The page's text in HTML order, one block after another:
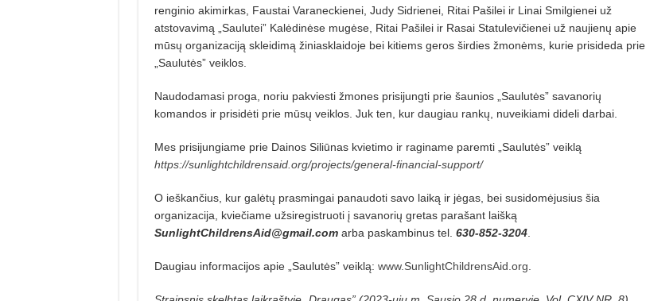
renginio aki­mir­kas, Faustai Varaneckienei, Judy Sidrienei, Ritai Pašilei ir Linai Smil­gienei už
atstovavimą „Saulutei” Ka­lėdinėse mugėse, Ritai Pašilei ir Ra­sai Statulevičienei už naujienų apie
mūsų organizaciją skleidimą žiniasklaidoje bei kitiems geros širdies žmonėms, kurie prisideda prie
„Sau­lu­tės” veiklos.
Naudodamasi proga, noriu pa­kviesti žmones prisijungti prie šaunios „Saulutės” savanorių
komandos ir prisidėti prie mūsų veiklos. Juk ten, kur daugiau rankų, nuveikiami dideli darbai.
Mes prisijungiame prie Dainos Siliūnas kvietimo ir raginame pa­rem­ti „Saulutės” veiklą
https://sunlightchildrensaid.org/projects/general-financial-support/
O ieškančius, kur galėtų prasmin­gai panaudoti savo laiką ir jėgas, bei susidomėjusius šia
organizacija, kviečiame užsiregistruoti į savano­rių gretas parašant laišką
SunlightChildrensAid@gmail.comarba paskambinus tel. 630-852-3204.
Daugiau informacijos apie „Sau­lu­tės” veiklą: www.SunlightChildrensAid.org